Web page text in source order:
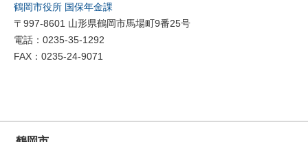
鶴岡市役所 国保年金課
〒997-8601 山形県鶴岡市馬場町9番25号
電話：0235-35-1292
FAX：0235-24-9071